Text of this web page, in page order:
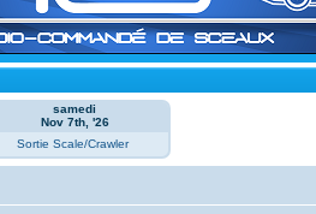
samedi
Nov 7th, '26
Sortie Scale/Crawler